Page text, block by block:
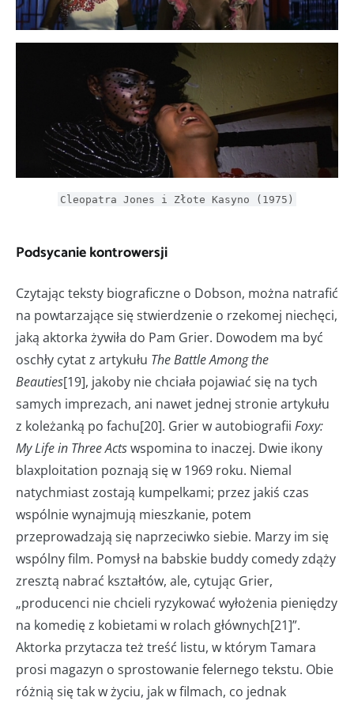
Cleopatra Jones i Złote Kasyno (1975)
Podsycanie kontrowersji
Czytając teksty biograficzne o Dobson, można natrafić
na powtarzające się stwierdzenie o rzekomej niechęci,
jaką aktorka żywiła do Pam Grier. Dowodem ma być
oschły cytat z artykułu The Battle Among the
Beauties[19], jakoby nie chciała pojawiać się na tych
samych imprezach, ani nawet jednej stronie artykułu
z koleżanką po fachu[20]. Grier w autobiografii Foxy:
My Life in Three Actswspomina to inaczej. Dwie ikony
blaxploitation poznają się w 1969 roku. Niemal
natychmiast zostają kumpelkami; przez jakiś czas
wspólnie wynajmują mieszkanie, potem
przeprowadzają się naprzeciwko siebie. Marzy im się
wspólny film. Pomysł na babskie buddy comedy zdąży
zresztą nabrać kształtów, ale, cytując Grier,
„producenci nie chcieli ryzykować wyłożenia pieniędzy
na komedię z kobietami w rolach głównych[21]”.
Aktorka przytacza też treść listu, w którym Tamara
prosi magazyn o sprostowanie felernego tekstu. Obie
różnią się tak w życiu, jak w filmach, co jednak